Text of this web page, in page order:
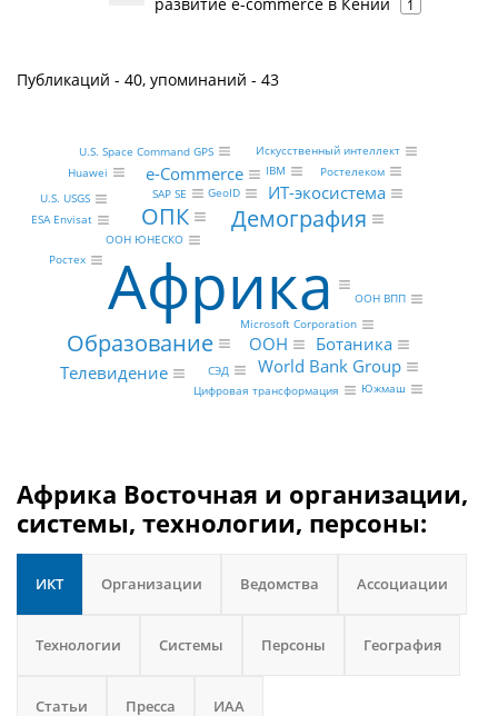
1
Публикаций - 40, упоминаний - 43
Африка
Демография
Образование
ОПК
ООН
ИТ-экосистема
e-Commerce
World Bank Group
Телевидение
Ботаника
Ростелеком
Microsoft Corporation
Huawei
ООН ЮНЕСКО
U.S. USGS
Искусственный интеллект
Цифровая трансформация
СЭД
ESA Envisat
ООН ВПП
U.S. Space Command GPS
GeoID
SAP SE
IBM
Южмаш
Ростех
Африка Восточная и организации,
системы, технологии, персоны:
ИКТ Организации Ведомства Ассоциации
Технологии Системы Персоны География
Статьи Пресса ИАА